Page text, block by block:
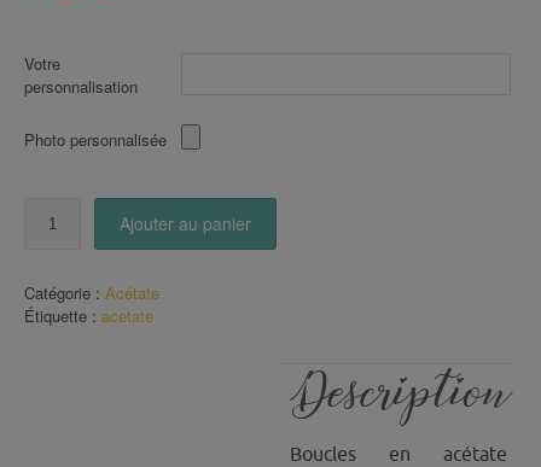
Votre
personnalisation
Photo personnalisée
(71)
Ajouter au panier
Catégorie : Acétate
Étiquette : acetate
Description
Boucles en acétate